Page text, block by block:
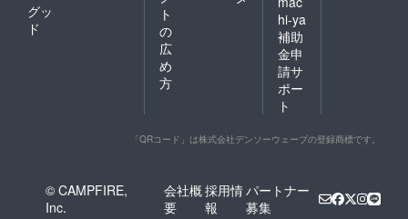
グッ
ド
ト
の
広
め
方
hi-ya
補助
金申
請サ
ポー
ト
「QRコード」は株式会社デンソーウェーブの登録商標です。
© CAMPFIRE,
Inc.
会社概
要
採用情
報
パートナー
募集